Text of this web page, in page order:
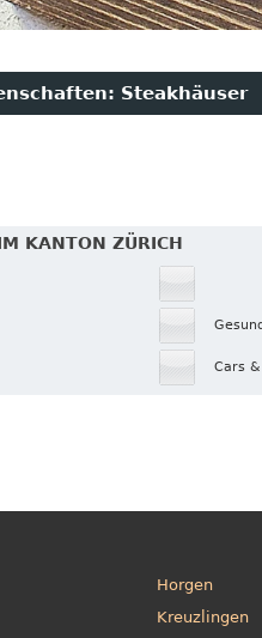
Steakhäuser
KANTON ZÜRICH
Cars
Horgen
Kreuzlingen